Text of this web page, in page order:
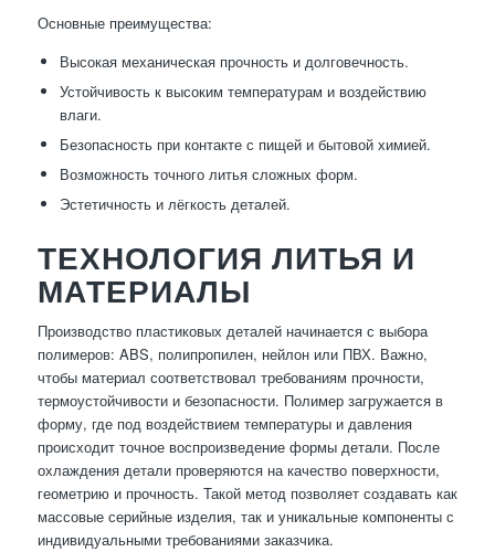
Основные преимущества:
Высокая механическая прочность и долговечность.
Устойчивость к высоким температурам и воздействию
влаги.
Безопасность при контакте с пищей и бытовой химией.
Возможность точного литья сложных форм.
Эстетичность и лёгкость деталей.
ТЕХНОЛОГИЯ ЛИТЬЯ И
МАТЕРИАЛЫ
Производство пластиковых деталей начинается с выбора
полимеров: ABS, полипропилен, нейлон или ПВХ. Важно,
чтобы материал соответствовал требованиям прочности,
термоустойчивости и безопасности. Полимер загружается в
форму, где под воздействием температуры и давления
происходит точное воспроизведение формы детали. После
охлаждения детали проверяются на качество поверхности,
геометрию и прочность. Такой метод позволяет создавать как
массовые серийные изделия, так и уникальные компоненты с
индивидуальными требованиями заказчика.